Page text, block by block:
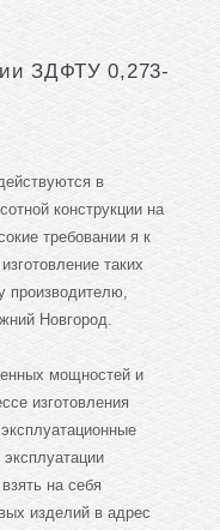
ЗДФТУ 0,273-
в
конструкции на
требовании я к
таких
производителю,
Новгород.
мощностей и
изготовления
на себя
изделий в адрес